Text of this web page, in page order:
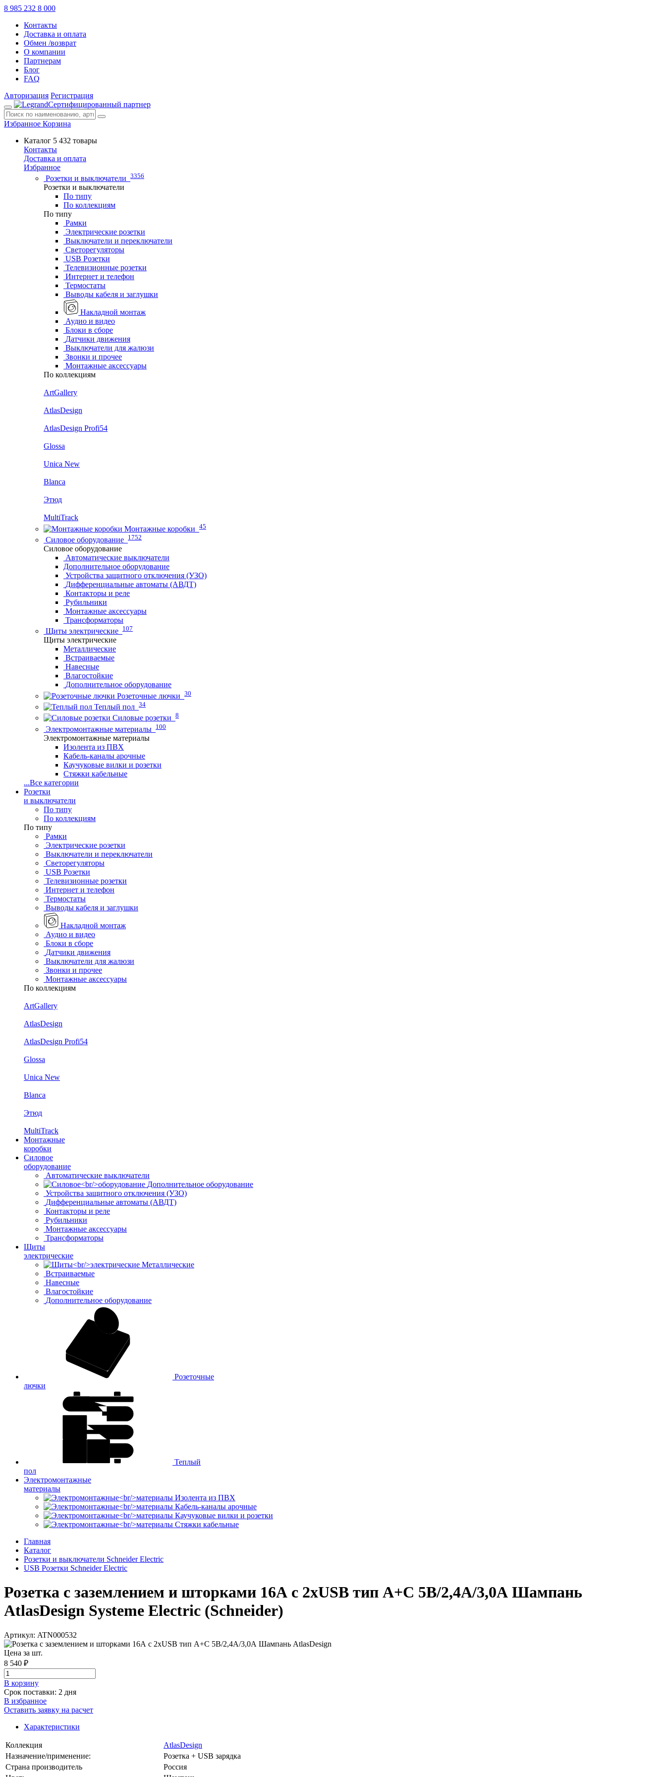
8 985 232 8 000
Контакты
Доставка и оплата
Обмен /возврат
О компании
Партнерам
Блог
FAQ
Авторизация Регистрация
Сертифицированный партнер
Избранное Корзина
Каталог 5 432 товары
Контакты
Доставка и оплата
Избранное
Розетки и выключатели 3356
Розетки и выключатели
По типу
По коллекциям
По типу
Рамки
Электрические розетки
Выключатели и переключатели
Светорегуляторы
USB Розетки
Телевизионные розетки
Интернет и телефон
Термостаты
Выводы кабеля и заглушки
Накладной монтаж
Аудио и видео
Блоки в сборе
Датчики движения
Выключатели для жалюзи
Звонки и прочее
Монтажные аксессуары
По коллекциям
ArtGallery
AtlasDesign
AtlasDesign Profi54
Glossa
Unica New
Blanca
Этюд
MultiTrack
Монтажные коробки 45
Силовое оборудование 1752
Силовое оборудование
Автоматические выключатели
Дополнительное оборудование
Устройства защитного отключения (УЗО)
Дифференциальные автоматы (АВДТ)
Контакторы и реле
Рубильники
Монтажные аксессуары
Трансформаторы
Щиты электрические 107
Щиты электрические
Металлические
Встраиваемые
Навесные
Влагостойкие
Дополнительное оборудование
Розеточные лючки 30
Теплый пол 34
Силовые розетки 8
Электромонтажные материалы 100
Электромонтажные материалы
Изолента из ПВХ
Кабель-каналы арочные
Каучуковые вилки и розетки
Стяжки кабельные
...Все категории
Розетки
и выключатели
По типу
По коллекциям
По типу
Рамки
Электрические розетки
Выключатели и переключатели
Светорегуляторы
USB Розетки
Телевизионные розетки
Интернет и телефон
Термостаты
Выводы кабеля и заглушки
Накладной монтаж
Аудио и видео
Блоки в сборе
Датчики движения
Выключатели для жалюзи
Звонки и прочее
Монтажные аксессуары
По коллекциям
ArtGallery
AtlasDesign
AtlasDesign Profi54
Glossa
Unica New
Blanca
Этюд
MultiTrack
Монтажные
коробки
Силовое
оборудование
Автоматические выключатели
Дополнительное оборудование
Устройства защитного отключения (УЗО)
Дифференциальные автоматы (АВДТ)
Контакторы и реле
Рубильники
Монтажные аксессуары
Трансформаторы
Щиты
электрические
Металлические
Встраиваемые
Навесные
Влагостойкие
Дополнительное оборудование
Розеточные
лючки
Теплый
пол
Электромонтажные
материалы
Изолента из ПВХ
Кабель-каналы арочные
Каучуковые вилки и розетки
Стяжки кабельные
Главная
Каталог
Розетки и выключатели Schneider Electric
USB Розетки Schneider Electric
Розетка с заземлением и шторками 16А c 2хUSB тип A+C 5В/2,4А/3,0А Шампань
AtlasDesign Systeme Electric (Schneider)
Артикул: ATN000532
Цена за шт.
8 540 ₽
В корзинy
Срок поставки: 2 дня
В избранное
Оставить заявку на расчет
Характеристики
Коллекция
AtlasDesign
Назначение/применение:
Розетка + USB зарядка
Страна производитель
Россия